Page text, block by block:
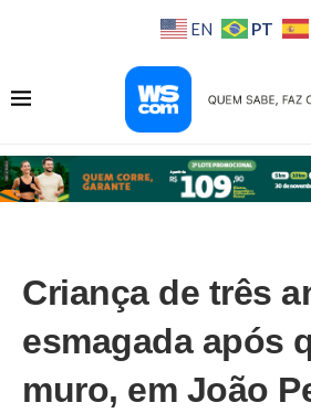
EN PT
Criança de três
esmagada após
muro, em João